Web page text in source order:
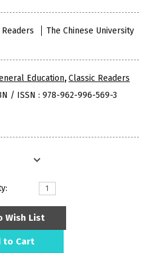
The Chinese University
Education,Classic Readers
/ ISSN : 978-962-996-569-3
Wish List
to Cart